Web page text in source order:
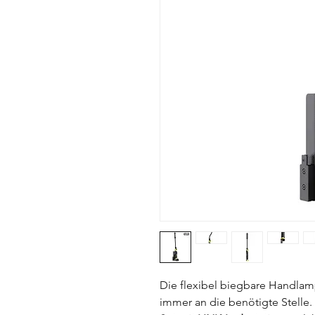
Die flexibel biegbare
immer an die benötigte Stelle.